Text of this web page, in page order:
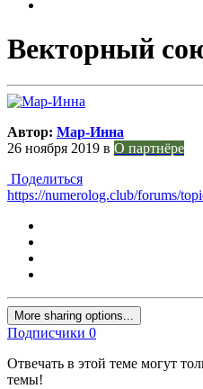
Векторный
Автор: Мар-Инна
26 ноября 2019 в О партнёре
Поделиться
https://numerolog.club/forums/
More sharing options...
Подписчики 0
Отвечать в этой теме могут
темы!